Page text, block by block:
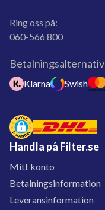
Ring oss på:
060-566 800
Betalningsalternativ
Klarna Swish
Handla på Filter.se
Mitt konto
Betalningsinformation
Leveransinformation